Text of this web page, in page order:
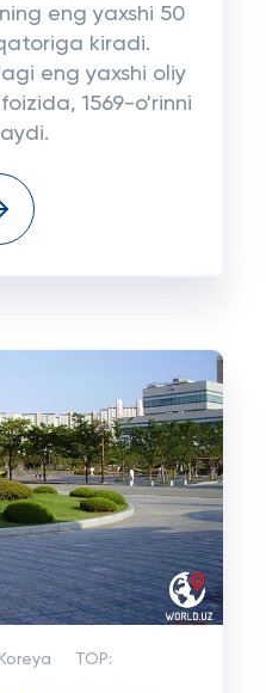
eng yaxshi 50
kiradi.
eng yaxshi oliy
1569-o'rinni
TOP: